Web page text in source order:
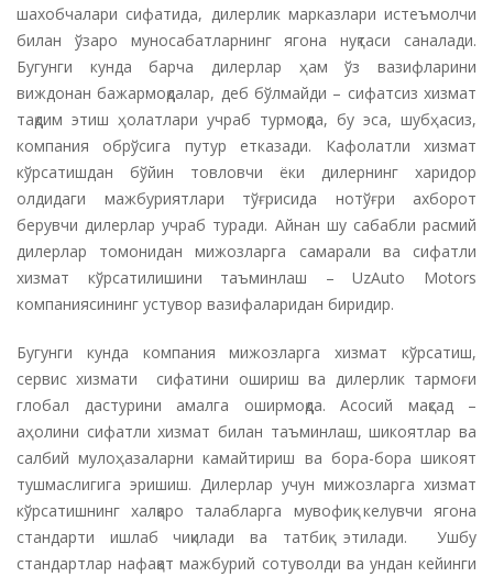
шахобчалари сифатида, дилерлик марказлари истеъмолчи
билан ўзаро муносабатларнинг ягона нуқтаси саналади.
Бугунги кунда барча дилерлар ҳам ўз вазифларини
виждонан бажармоқдалар, деб бўлмайди – сифатсиз хизмат
тақдим этиш ҳолатлари учраб турмоқда, бу эса, шубҳасиз,
компания обрўсига путур етказади. Кафолатли хизмат
кўрсатишдан бўйин товловчи ёки дилернинг харидор
олдидаги мажбуриятлари тўғрисида нотўғри ахборот
берувчи дилерлар учраб туради. Айнан шу сабабли расмий
дилерлар томонидан мижозларга самарали ва сифатли
хизмат кўрсатилишини таъминлаш – UzAuto Motors
компаниясининг устувор вазифаларидан биридир.
Бугунги кунда компания мижозларга хизмат кўрсатиш,
сервис хизмати сифатини ошириш ва дилерлик тармоғи
глобал дастурини амалга оширмоқда. Асосий мақсад –
аҳолини сифатли хизмат билан таъминлаш, шикоятлар ва
салбий мулоҳазаларни камайтириш ва бора-бора шикоят
тушмаслигига эришиш. Дилерлар учун мижозларга хизмат
кўрсатишнинг халқаро талабларга мувофиқ келувчи ягона
стандарти ишлаб чиқилади ва татбиқ этилади. Ушбу
стандартлар нафақат мажбурий сотуволди ва ундан кейинги